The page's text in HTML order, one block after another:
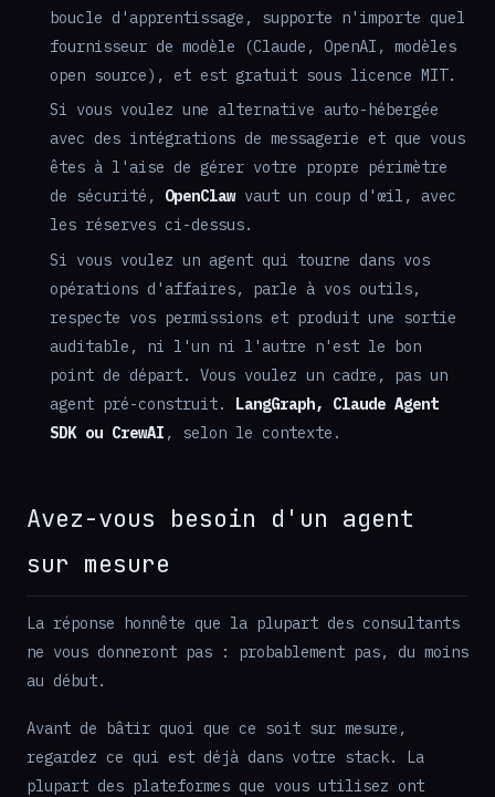
boucle d'apprentissage, supporte n'importe quel
fournisseur de modèle (Claude, OpenAI, modèles
open source), et est gratuit sous licence MIT.
Si vous voulez une alternative auto-hébergée
avec des intégrations de messagerie et que vous
êtes à l'aise de gérer votre propre périmètre
de sécurité, OpenClawvaut un coup d'œil, avec
les réserves ci-dessus.
Si vous voulez un agent qui tourne dans vos
opérations d'affaires, parle à vos outils,
respecte vos permissions et produit une sortie
auditable, ni l'un ni l'autre n'est le bon
point de départ. Vous voulez un cadre, pas un
agent pré-construit. LangGraph, Claude Agent
SDK ou CrewAI , selon le contexte.
Avez-vous besoin d'un agent
sur mesure
La réponse honnête que la plupart des consultants
ne vous donneront pas : probablement pas, du moins
au début.
Avant de bâtir quoi que ce soit sur mesure,
regardez ce qui est déjà dans votre stack. La
plupart des plateformes que vous utilisez ont